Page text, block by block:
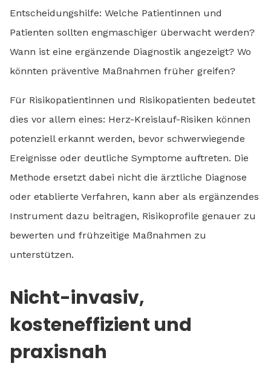
Entscheidungshilfe: Welche Patientinnen und
Patienten sollten engmaschiger überwacht werden?
Wann ist eine ergänzende Diagnostik angezeigt? Wo
könnten präventive Maßnahmen früher greifen?
Für Risikopatientinnen und Risikopatienten bedeutet
dies vor allem eines: Herz-Kreislauf-Risiken können
potenziell erkannt werden, bevor schwerwiegende
Ereignisse oder deutliche Symptome auftreten. Die
Methode ersetzt dabei nicht die ärztliche Diagnose
oder etablierte Verfahren, kann aber als ergänzendes
Instrument dazu beitragen, Risikoprofile genauer zu
bewerten und frühzeitige Maßnahmen zu
unterstützen.
Nicht-invasiv,
kosteneffizient und
praxisnah